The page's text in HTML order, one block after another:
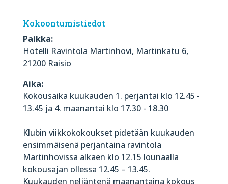
Kokoontumistiedot
Paikka:
Hotelli Ravintola Martinhovi, Martinkatu 6,
21200 Raisio
Aika:
Kokousaika kuukauden 1. perjantai klo 12.45 -
13.45 ja 4. maanantai klo 17.30 - 18.30
Klubin viikkokokoukset pidetään kuukauden
ensimmäisenä perjantaina ravintola
Martinhovissa alkaen klo 12.15 lounaalla
kokousajan ollessa 12.45 – 13.45.
Kuukauden neljäntenä maanantaina kokous